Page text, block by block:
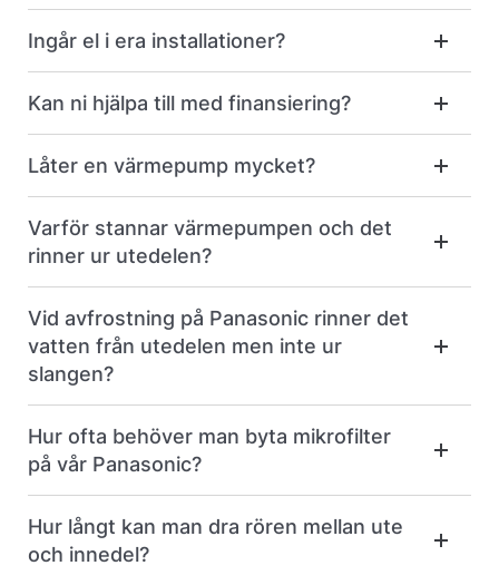
Ingår el i era installationer?
Kan ni hjälpa till med finansiering?
Låter en värmepump mycket?
Varför stannar värmepumpen och det
rinner ur utedelen?
Vid avfrostning på Panasonic rinner det
vatten från utedelen men inte ur
slangen?
Hur ofta behöver man byta mikrofilter
på vår Panasonic?
Hur långt kan man dra rören mellan ute
och innedel?